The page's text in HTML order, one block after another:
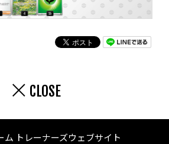
CLOSE
ム トレーナーズウェブサイト